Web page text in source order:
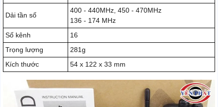
Dải tần số
400 - 440MHz, 450 - 470MHz
136 - 174 MHz
Số kênh
16
Trọng lượng
281g
Kích thước
54 x 122 x 33 mm